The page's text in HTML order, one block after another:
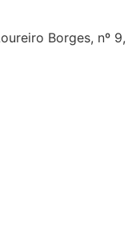
Borges, nº 9,